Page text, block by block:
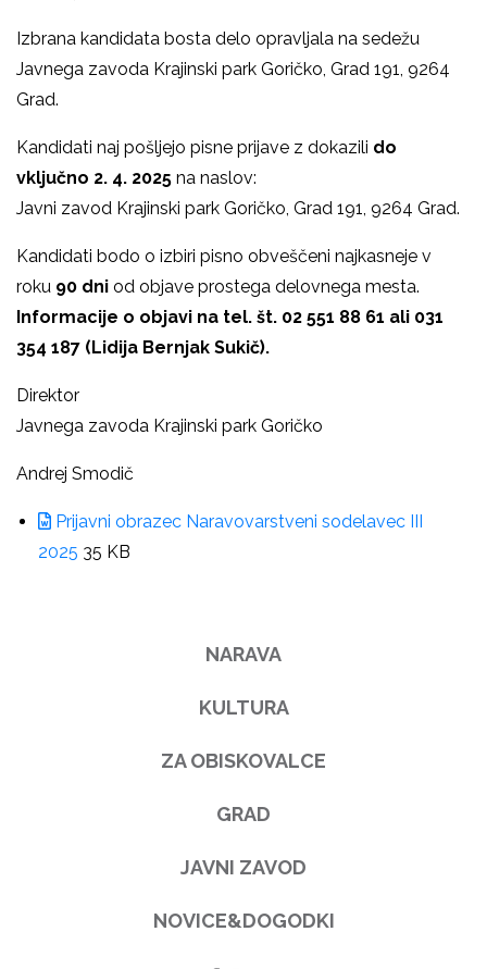
Izbrana kandidata bosta delo opravljala na sedežu
Javnega zavoda Krajinski park Goričko, Grad 191, 9264
Grad.
Kandidati naj pošljejo pisne prijave z dokazili do
vključno 2. 4. 2025 na naslov:
Javni zavod Krajinski park Goričko, Grad 191, 9264 Grad.
Kandidati bodo o izbiri pisno obveščeni najkasneje v
roku 90 dni od objave prostega delovnega mesta.
Informacije o objavi na tel. št. 02 551 88 61 ali 031
354 187 (Lidija Bernjak Sukič).
Direktor
Javnega zavoda Krajinski park Goričko
Andrej Smodič
Prijavni obrazec Naravovarstveni sodelavec III
2025 35 KB
NARAVA
KULTURA
ZA OBISKOVALCE
GRAD
JAVNI ZAVOD
NOVICE&DOGODKI